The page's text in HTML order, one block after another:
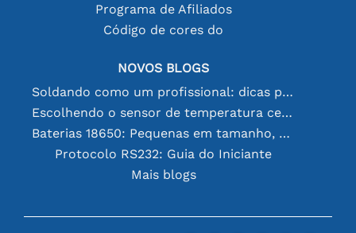
Programa de Afiliados
Código de cores do
NOVOS BLOGS
Soldando como um profissional: dicas para conexões eletrônicas perfeitas
Escolhendo o sensor de temperatura certo [youtube]
Baterias 18650: Pequenas em tamanho, grandes em desempenho
Protocolo RS232: Guia do Iniciante
Mais blogs